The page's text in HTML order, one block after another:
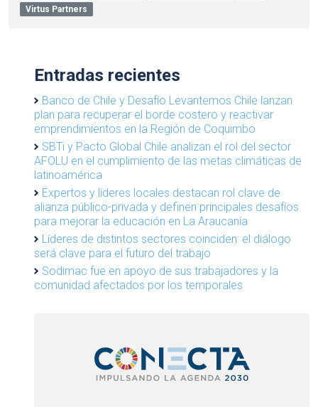
Virtus Partners
Entradas recientes
Banco de Chile y Desafío Levantemos Chile lanzan
plan para recuperar el borde costero y reactivar
emprendimientos en la Región de Coquimbo
SBTi y Pacto Global Chile analizan el rol del sector
AFOLU en el cumplimiento de las metas climáticas de
latinoamérica
Expertos y líderes locales destacan rol clave de
alianza público-privada y definen principales desafíos
para mejorar la educación en La Araucanía
Líderes de distintos sectores coinciden: el diálogo
será clave para el futuro del trabajo
Sodimac fue en apoyo de sus trabajadores y la
comunidad afectados por los temporales